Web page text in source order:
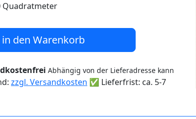
Quadratmeter
in den Warenkorb
Abhängig von der Lieferadresse kann
zzgl. Versandkosten ✅ Lieferfrist: ca. 5-7